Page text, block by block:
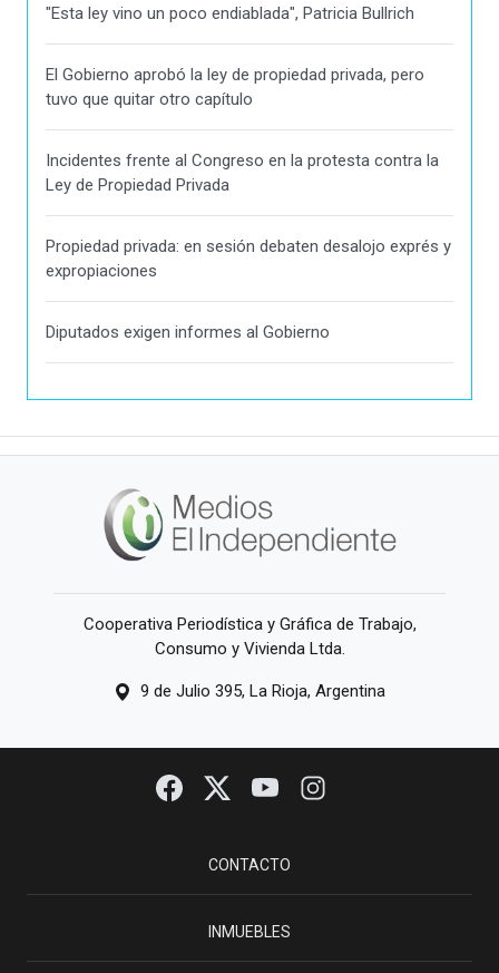
"Esta ley vino un poco endiablada", Patricia Bullrich
El Gobierno aprobó la ley de propiedad privada, pero
tuvo que quitar otro capítulo
Incidentes frente al Congreso en la protesta contra la
Ley de Propiedad Privada
Propiedad privada: en sesión debaten desalojo exprés y
expropiaciones
Diputados exigen informes al Gobierno
Cooperativa Periodística y Gráfica de Trabajo,
Consumo y Vivienda Ltda.
9 de Julio 395, La Rioja, Argentina
CONTACTO
INMUEBLES